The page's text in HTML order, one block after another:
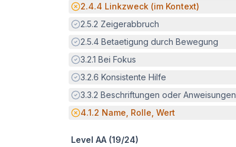
Potenzielle Barriere:
2.4.4 Linkzweck (im Kontext)
Erfüllt:
2.5.2 Zeigerabbruch
Erfüllt:
2.5.4 Betaetigung durch Bewegung
Erfüllt:
3.2.1 Bei Fokus
Erfüllt:
3.2.6 Konsistente Hilfe
Erfüllt:
3.3.2 Beschriftungen oder Anweisungen
Potenzielle Barriere:
4.1.2 Name, Rolle, Wert
Level AA (19/24)